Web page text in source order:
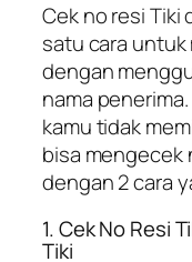
Cek no resi Tiki
satu cara
dengan
nama
kamu tidak
bisa mengecek
dengan 2 cara
1. Cek No Resi
Tiki